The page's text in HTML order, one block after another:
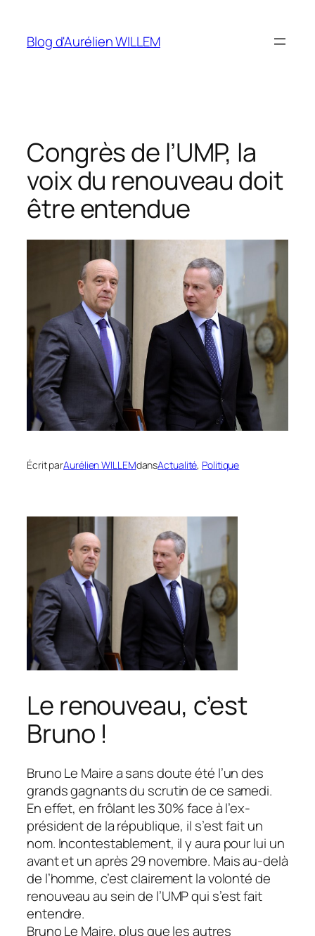
contenu
Blog d'Aurélien WILLEM
Congrès de l’UMP, la
voix du renouveau doit
être entendue
Écrit parAurélien WILLEMdansActualité, Politique
Le renouveau, c’est
Bruno !
Bruno Le Maire a sans doute été l’un des
grands gagnants du scrutin de ce samedi.
En effet, en frôlant les 30% face à l’ex-
président de la république, il s’est fait un
nom. Incontestablement, il y aura pour lui un
avant et un après 29 novembre. Mais au-delà
de l’homme, c’est clairement la volonté de
renouveau au sein de l’UMP qui s’est fait
entendre.
Bruno Le Maire, plus que les autres